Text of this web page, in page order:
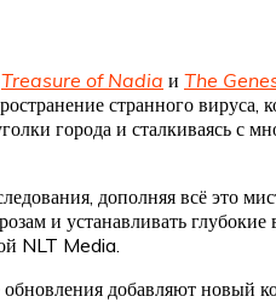
Treasure of Nadia и The
странного вируса,
города и сталкиваясь с
дополняя всё это
и устанавливать
NLT Media.
обновления добавляют новый